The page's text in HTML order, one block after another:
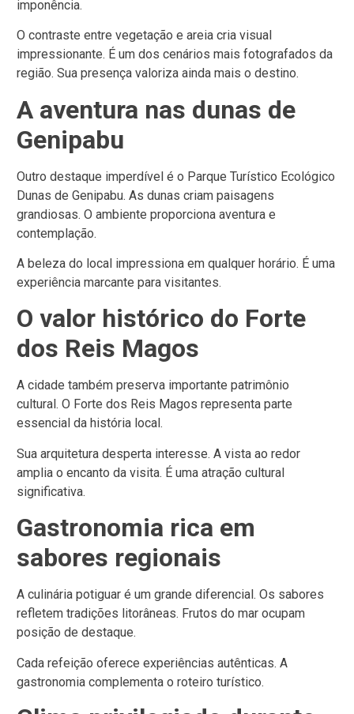
imponência.
O contraste entre vegetação e areia cria visual
impressionante. É um dos cenários mais fotografados da
região. Sua presença valoriza ainda mais o destino.
A aventura nas dunas de
Genipabu
Outro destaque imperdível é o Parque Turístico Ecológico
Dunas de Genipabu. As dunas criam paisagens
grandiosas. O ambiente proporciona aventura e
contemplação.
A beleza do local impressiona em qualquer horário. É uma
experiência marcante para visitantes.
O valor histórico do Forte
dos Reis Magos
A cidade também preserva importante patrimônio
cultural. O Forte dos Reis Magos representa parte
essencial da história local.
Sua arquitetura desperta interesse. A vista ao redor
amplia o encanto da visita. É uma atração cultural
significativa.
Gastronomia rica em
sabores regionais
A culinária potiguar é um grande diferencial. Os sabores
refletem tradições litorâneas. Frutos do mar ocupam
posição de destaque.
Cada refeição oferece experiências autênticas. A
gastronomia complementa o roteiro turístico.